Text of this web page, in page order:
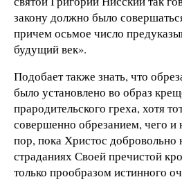
закону должно было
причем осьмое число
будущий век».
Подобает также знать, что
было установлено во образ
прародительского греха, хотя
совершенно обрезанием, чего и
пор, пока Христос добровольно
страданиях Своей пречистой
только прообразом истинного